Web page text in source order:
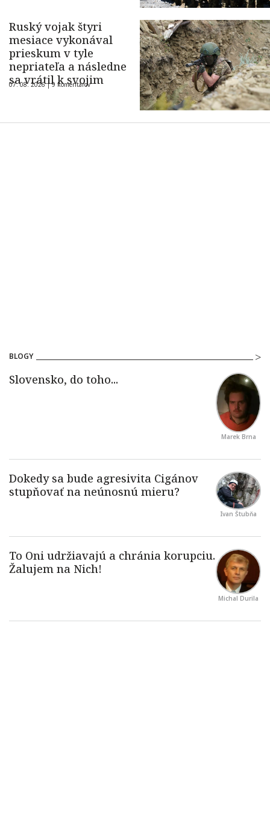
Ruský vojak štyri
mesiace vykonával
prieskum v tyle
nepriateľa a následne
sa vrátil k svojim
07. 08. 2026 |9 komentárov
BLOGY
Marek Brna
Ivan Štubňa
Michal Durila